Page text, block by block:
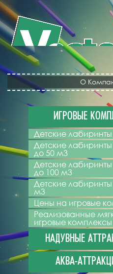
О
ИГРОВЫЕ
Детские
Детские
до 50 м3
Детские
до 100 м3
Детские
м3
Цены на игровые
Реализованные
игровые комплексы
НАДУВНЫЕ
АКВА-